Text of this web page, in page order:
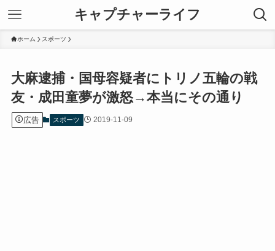
キャプチャーライフ
ホーム スポーツ
大麻逮捕・国母容疑者にトリノ五輪の戦
友・成田童夢が激怒→本当にその通り
広告 スポーツ 2019-11-09